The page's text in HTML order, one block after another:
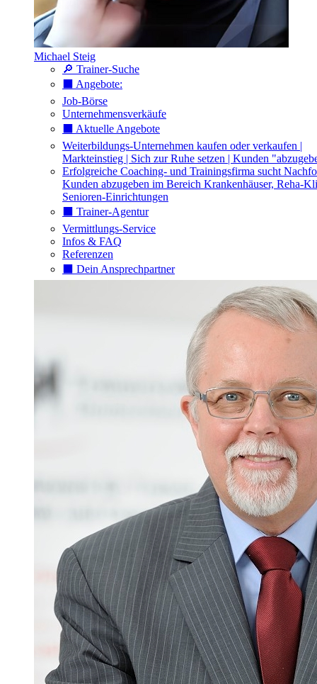
Michael Steig
🔎 Trainer-Suche
⬛️ Angebote:
Job-Börse
Unternehmensverkäufe
⬛️ Aktuelle Angebote
Weiterbildungs-Unternehmen kaufen oder verkaufen |
Markteinstieg | Sich zur Ruhe setzen | Kunden
Erfolgreiche Coaching- und Trainingsfirma sucht
Kunden abzugeben im Bereich Krankenhäuser, Reha-
Senioren-Einrichtungen
⬛️ Trainer-Agentur
Vermittlungs-Service
Infos & FAQ
Referenzen
⬛️ Dein Ansprechpartner